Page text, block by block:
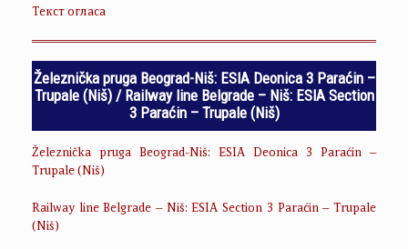
Текст огласа
Železnička pruga Beograd-Niš: ESIA Deonica 3 Paraćin –
Trupale (Niš) / Railway line Belgrade – Niš: ESIA Section
3 Paraćin – Trupale (Niš)
Železnička pruga Beograd-Niš: ESIA Deonica 3 Paraćin –
Trupale (Niš)
Railway line Belgrade – Niš: ESIA Section 3 Paraćin – Trupale
(Niš)